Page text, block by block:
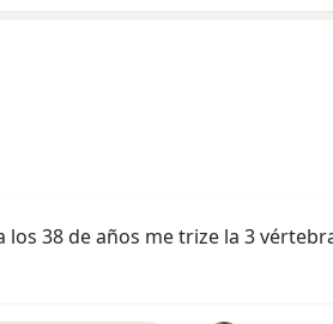
los 38 de años me trize la 3